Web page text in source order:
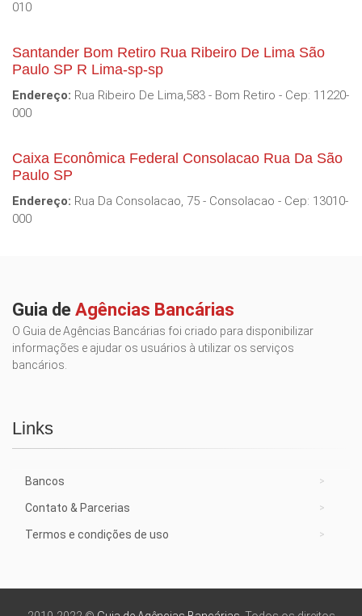
010
Santander Bom Retiro Rua Ribeiro De Lima São
Paulo SP R Lima-sp-sp
Endereço: Rua Ribeiro De Lima,583 - Bom Retiro - Cep: 11220-
000
Caixa Econômica Federal Consolacao Rua Da São
Paulo SP
Endereço: Rua Da Consolacao, 75 - Consolacao - Cep: 13010-
000
Guia de Agências Bancárias
O Guia de Agências Bancárias foi criado para disponibilizar
informações e ajudar os usuários à utilizar os serviços
bancários.
Links
Bancos
Contato & Parcerias
Termos e condições de uso